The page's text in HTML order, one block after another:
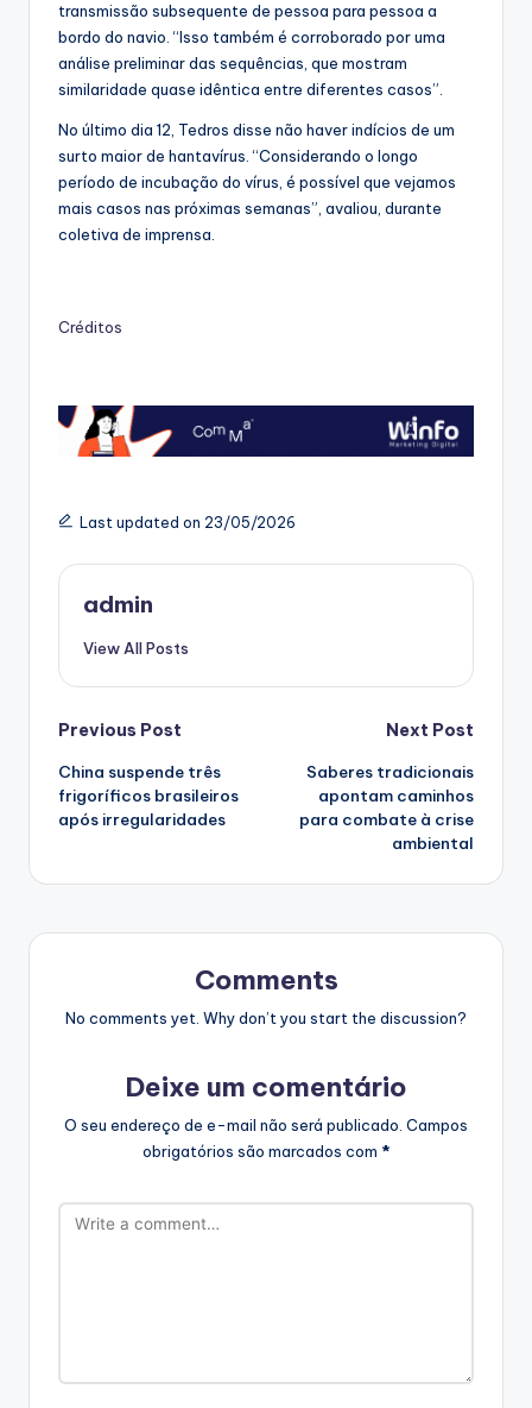
transmissão subsequente de pessoa para pessoa a
bordo do navio. “Isso também é corroborado por uma
análise preliminar das sequências, que mostram
similaridade quase idêntica entre diferentes casos”.
No último dia 12, Tedros disse não haver indícios de um
surto maior de hantavírus. “Considerando o longo
período de incubação do vírus, é possível que vejamos
mais casos nas próximas semanas”, avaliou, durante
coletiva de imprensa.
Créditos
Last updated on 23/05/2026
admin
View All Posts
Post
navigation
Previous Post
China suspende três
frigoríficos brasileiros
após irregularidades
Next Post
Saberes tradicionais
apontam caminhos
para combate à crise
ambiental
Comments
No comments yet. Why don’t you start the discussion?
Deixe um comentário
O seu endereço de e-mail não será publicado. Campos
obrigatórios são marcados com *